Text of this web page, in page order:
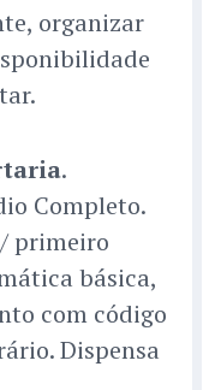
organizar
.
Completo.
primeiro
básica,
com código
Dispensa